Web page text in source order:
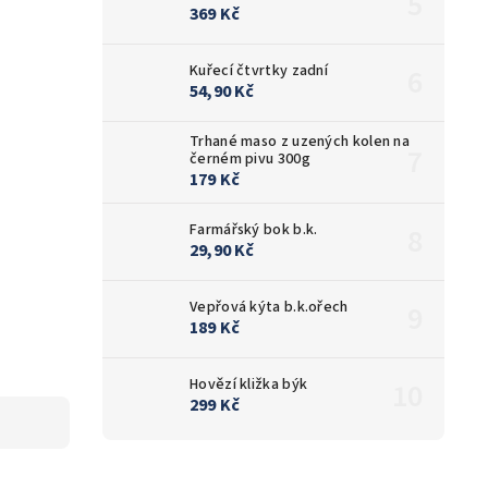
369 Kč
Kuřecí čtvrtky zadní
54,90 Kč
Trhané maso z uzených kolen na
černém pivu 300g
179 Kč
Farmářský bok b.k.
29,90 Kč
Vepřová kýta b.k.ořech
189 Kč
Hovězí kližka býk
299 Kč